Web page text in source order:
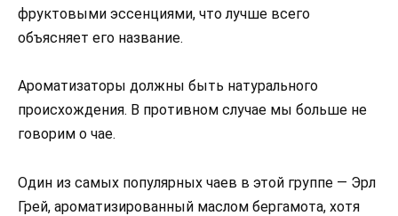
фруктовыми эссенциями, что лучше всего
объясняет его название.
Ароматизаторы должны быть натурального
происхождения. В противном случае мы больше не
говорим о чае.
Один из самых популярных чаев в этой группе — Эрл
Грей, ароматизированный маслом бергамота, хотя